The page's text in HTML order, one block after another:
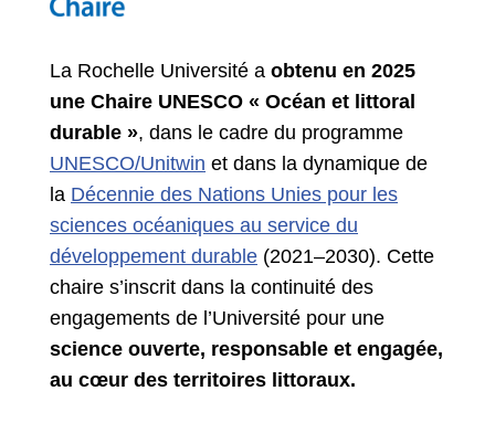
La Rochelle Université a obtenu en 2025
une Chaire UNESCO « Océan et littoral
durable », dans le cadre du programme
UNESCO/Unitwin et dans la dynamique de
la Décennie des Nations Unies pour les
sciences océaniques au service du
développement durable (2021–2030). Cette
chaire s’inscrit dans la continuité des
engagements de l’Université pour une
science ouverte, responsable et engagée,
au cœur des territoires littoraux.